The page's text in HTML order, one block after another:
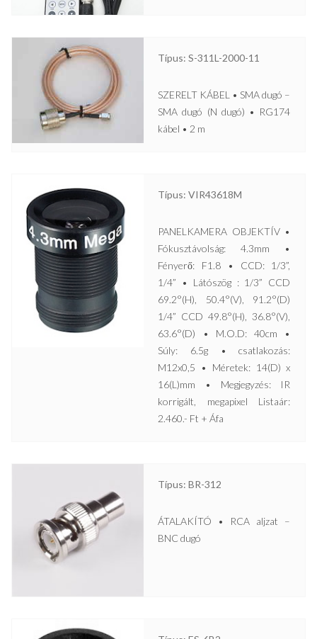
Típus: S-311L-2000-11
SZERELT KÁBEL • SMA dugó –
SMA dugó (N dugó) • RG174
kábel • 2 m
Típus: VIR43618M
PANELKAMERA OBJEKTÍV •
Fókusztávolság: 4.3mm •
Fényerő: F1.8 • CCD: 1/3”,
1/4” • Látószög : 1/3” CCD
69.2°(H), 50.4°(V), 91.2°(D)
1/4” CCD 49.8°(H), 36.8°(V),
63.6°(D) • M.O.D: 40cm •
Súly: 6.5g • csatlakozás:
M12x0,5 • Méretek: 14(D) x
16(L)mm • Megjegyzés: IR
korrigált, megapixel Listaár:
2.460.- Ft + Áfa
Típus: BR-312
ÁTALAKÍTÓ • RCA aljzat –
BNC dugó